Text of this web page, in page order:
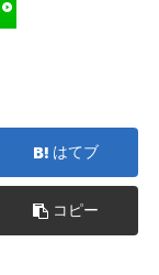
はてブ
コピー